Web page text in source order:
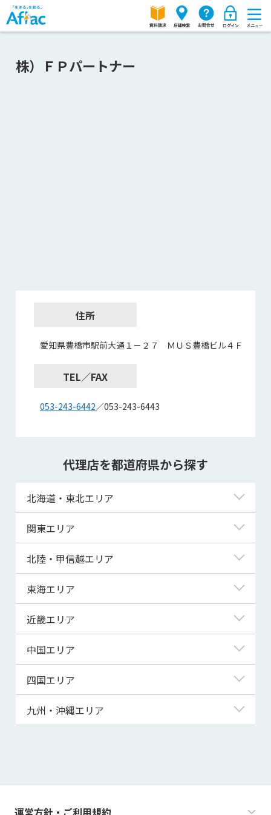
株）ＦＰパートナー
住所
愛知県豊橋市駅前大通１－２７ ＭＵＳ豊橋ビル４Ｆ
TEL／FAX
053-243-6442／053-243-6443
代理店を都道府県から探す
北海道・東北エリア
北海道
青森県
宮城県
秋田県
山形県
関東エリア
東京都
神奈川県
埼玉県
千葉県
茨城県
群馬県
北陸・甲信越エリア
新潟県
富山県
福井県
山梨県
長野県
東海エリア
岐阜県
静岡県
三重県
近畿エリア
滋賀県
京都府
大阪府
兵庫県
和歌山県
中国エリア
鳥取県
島根県
山口県
四国エリア
徳島県
高知県
九州・沖縄エリア
運営方針・ご利用規約